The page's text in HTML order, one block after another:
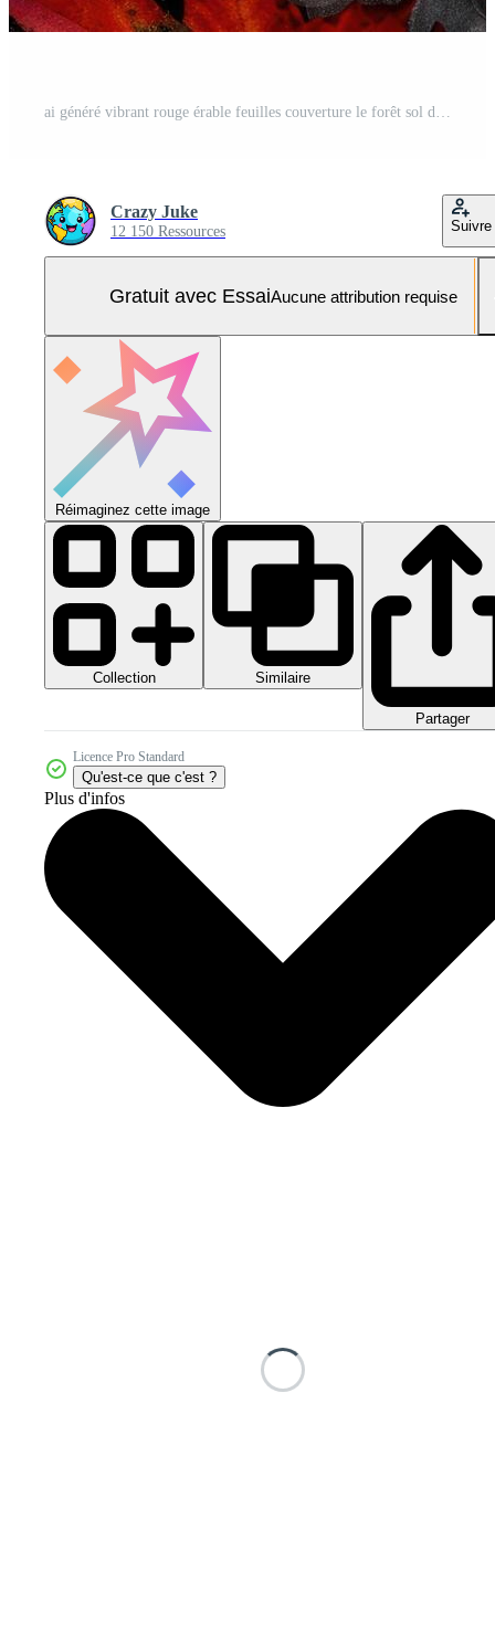
ai généré vibrant rouge érable feuilles couverture le forêt sol dans l'automne, ai généré Photo Pro
Crazy Juke
12 150 Ressources Suivre
Gratuit avec EssaiAucune attribution requise
Réimaginez cette image
Collection Similaire
Partager
Licence Pro Standard
Qu'est-ce que c'est ?
Plus d'infos